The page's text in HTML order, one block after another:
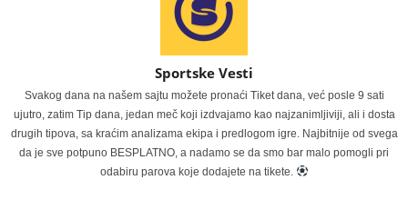
Sportske Vesti
Svakog dana na našem sajtu možete pronaći Tiket dana, već posle 9 sati
ujutro, zatim Tip dana, jedan meč koji izdvajamo kao najzanimljiviji, ali i dosta
drugih tipova, sa kraćim analizama ekipa i predlogom igre. Najbitnije od svega
da je sve potpuno BESPLATNO, a nadamo se da smo bar malo pomogli pri
odabiru parova koje dodajete na tikete.